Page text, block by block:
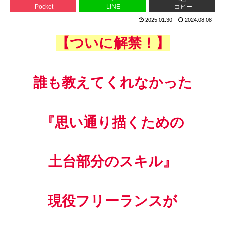
Pocket LINE コピー
2025.01.30 2024.08.08
【ついに解禁！】
誰も教えてくれなかった
『思い通り描くための
土台部分のスキル』
現役フリーランスが